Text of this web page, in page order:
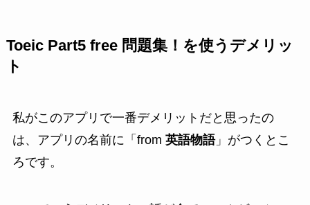
Toeic Part5 free 問題集！を使うデメリッ
ト
私がこのアプリで一番デメリットだと思ったの
は、アプリの名前に「from 英語物語」がつくとこ
ろです。